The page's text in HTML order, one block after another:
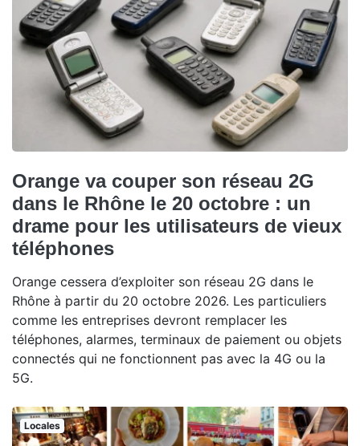
Orange va couper son réseau 2G
dans le Rhône le 20 octobre : un
drame pour les utilisateurs de vieux
téléphones
Orange cessera d’exploiter son réseau 2G dans le
Rhône à partir du 20 octobre 2026. Les particuliers
comme les entreprises devront remplacer les
téléphones, alarmes, terminaux de paiement ou objets
connectés qui ne fonctionnent pas avec la 4G ou la
5G.
Locales